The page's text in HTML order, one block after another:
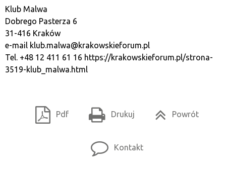
Klub Malwa
Dobrego Pasterza 6
31-416 Kraków
e-mail klub.malwa@krakowskieforum.pl
Tel. +48 12 411 61 16 https://krakowskieforum.pl/strona-
3519-klub_malwa.html
Pdf Drukuj Powrót
Kontakt